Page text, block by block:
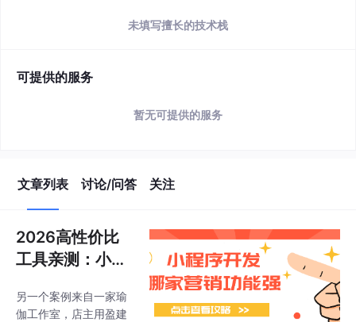
未填写擅长的技术栈
可提供的服务
暂无可提供的服务
文章列表 讨论/问答 关注
2026高性价比
工具亲测：小程
功能强？
另一个案例来自一家瑜
伽工作室，店主用盈建